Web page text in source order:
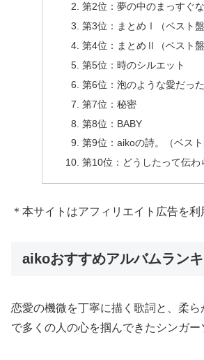
第2位：夢の中のまっすぐ
第3位：まとめⅠ（ベスト盤
第4位：まとめⅡ（ベスト盤
第5位：時のシルエット
第6位：泡のような愛だった
第7位：秘密
第8位：BABY
第9位：aikoの詩。（ベスト
第10位：どうしたって伝わ
＊本サイトはアフィリエイト広告を
aikoおすすめアルバムラン
恋愛の機微を丁寧に描く歌詞と、柔
で多くの人の心を掴んできたシンガー